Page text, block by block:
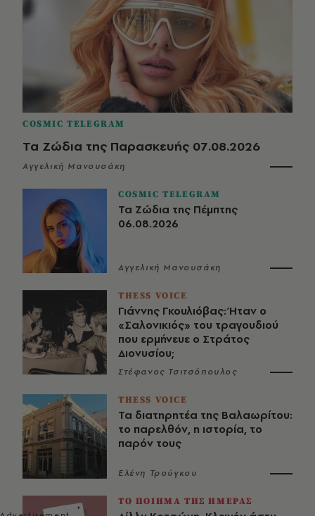
COSMIC TELEGRAM
Τα Ζώδια της Παρασκευής 07.08.2026
Αγγελική Μανουσάκη
COSMIC TELEGRAM
Τα Ζώδια της Πέμπτης
06.08.2026
Αγγελική Μανουσάκη
THESS VOICE
Γιάννης Γκουλιόβας: Ήταν ο
«Σαλονικιός» του τραγουδιού
που ερμήνευε ο Στράτος
Διονυσίου;
Στέφανος Τσιτσόπουλος
THESS VOICE
Τα διατηρητέα της Βαλαωρίτου:
το παρελθόν, η ιστορία, το
παρόν τους
Ελένη Τρούγκου
ΤΟ ΠΟΙΗΜΑ ΤΗΣ ΗΜΕΡΑΣ